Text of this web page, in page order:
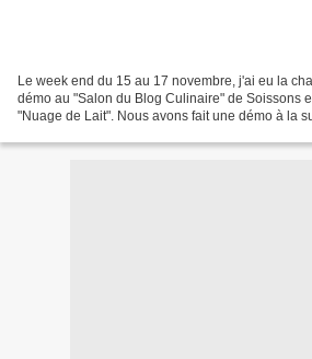
Le week end du 15 au 17 novembre, j'ai eu la
démo au "Salon du Blog Culinaire" de Soissons
"Nuage de Lait". Nous avons fait une démo à la